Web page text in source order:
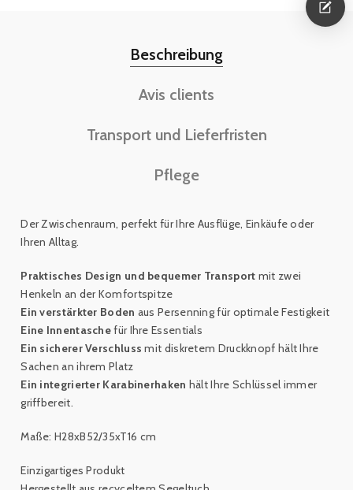
Beschreibung
Avis clients
Transport und Lieferfristen
Pflege
Der Zwischenraum, perfekt für Ihre Ausflüge, Einkäufe oder
Ihren Alltag.
Praktisches Design und bequemer Transport mit zwei
Henkeln an der Komfortspitze
Ein verstärkter Boden aus Persenning für optimale Festigkeit
Eine Innentaschefür Ihre Essentials
Ein sicherer Verschluss mit diskretem Druckknopf hält Ihre
Sachen an ihrem Platz
Ein integrierter Karabinerhaken hält Ihre Schlüssel immer
griffbereit.
Maße: H28xB52/35xT16 cm
Einzigartiges Produkt